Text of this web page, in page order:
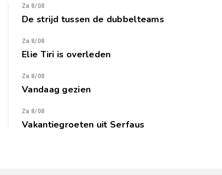
Za 8/08
De strijd tussen de dubbelteams
Za 8/08
Elie Tiri is overleden
Za 8/08
Vandaag gezien
Za 8/08
Vakantiegroeten uit Serfaus